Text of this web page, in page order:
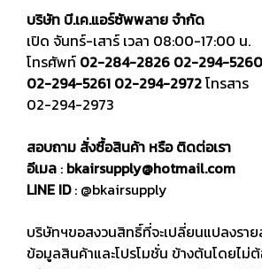
บริษัท บี.เค.แอร์ซัพพลาย จำกัด
เปิด จันทร์-เสาร์ เวลา 08:00-17:00 น.
โทรศัพท์ 02-284-2826 02-294-5260
02-294-5261 02-294-2972โทรสาร
02-294-2973
สอบถาม สั่งซื้อสินค้า หรือ ติดต่อเรา
อีเมล : bkairsupply@hotmail.com
LINE ID: @bkairsupply
บริษัทฯขอสงวนสิทธิ์ที่จะเปลี่ยนแปลงราย
ข้อมูลสินค้าและโปรโมชั่น ข้างต้นโดยไม่